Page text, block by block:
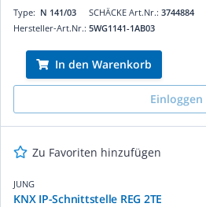
SCHÄCKE Art.Nr.: 3744884
Type: N 141/03
Hersteller-Art.Nr.: 5WG1141-1AB03
In den Warenkorb
Einloggen
Zu Favoriten hinzufügen
JUNG
KNX IP-Schnittstelle REG 2TE